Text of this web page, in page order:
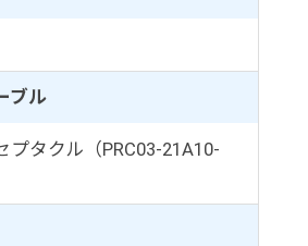
ブル
プタクル（PRC03-21A10-